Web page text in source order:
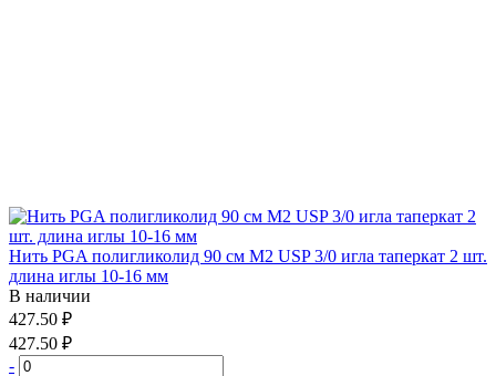
Нить PGA полигликолид 90 см М2 USP 3/0 игла таперкат 2 шт.
длина иглы 10-16 мм
В наличии
427.50 ₽
427.50 ₽
-